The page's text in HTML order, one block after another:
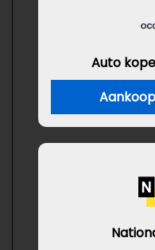
Auto